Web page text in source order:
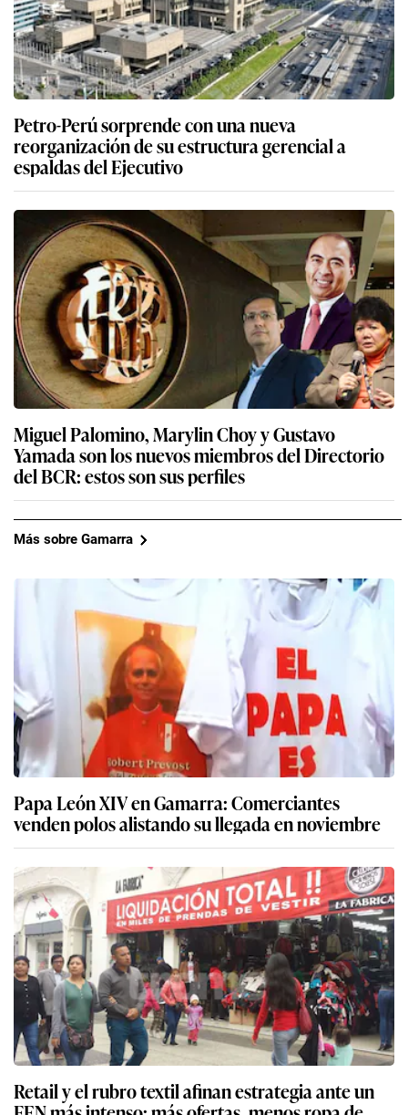
Petro-Perú sorprende con una nueva
reorganización de su estructura gerencial a
espaldas del Ejecutivo
Miguel Palomino, Marylin Choy y Gustavo
Yamada son los nuevos miembros del Directorio
del BCR: estos son sus perfiles
Más sobre Gamarra
Papa León XIV en Gamarra: Comerciantes
venden polos alistando su llegada en noviembre
Retail y el rubro textil afinan estrategia ante un